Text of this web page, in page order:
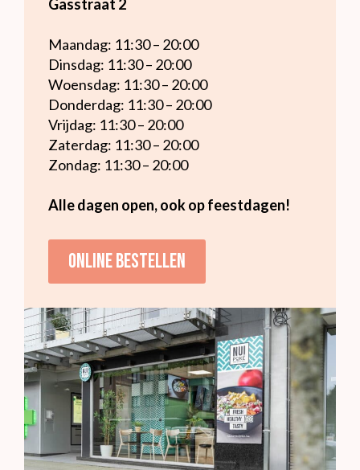
Gasstraat 2
Maandag: 11:30 – 20:00
Dinsdag: 11:30 – 20:00
Woensdag: 11:30 – 20:00
Donderdag: 11:30 – 20:00
Vrijdag: 11:30 – 20:00
Zaterdag: 11:30 – 20:00
Zondag: 11:30 – 20:00
Alle dagen open, ook op feestdagen!
Online bestellen